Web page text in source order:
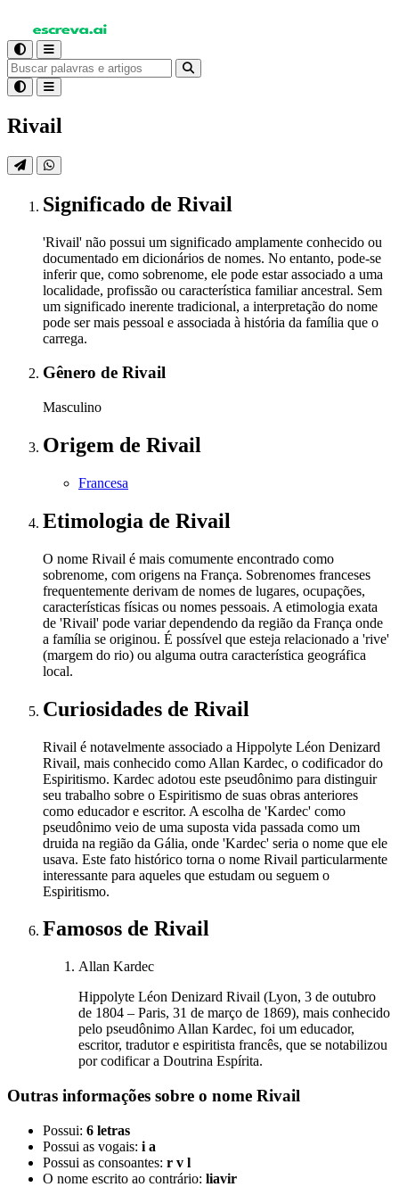
Rivail
Significado de Rivail
'Rivail' não possui um significado amplamente conhecido ou
documentado em dicionários de nomes. No entanto, pode-se
inferir que, como sobrenome, ele pode estar associado a uma
localidade, profissão ou característica familiar ancestral. Sem
um significado inerente tradicional, a interpretação do nome
pode ser mais pessoal e associada à história da família que o
carrega.
Gênero de Rivail
Masculino
Origem de Rivail
Francesa
Etimologia de Rivail
O nome Rivail é mais comumente encontrado como
sobrenome, com origens na França. Sobrenomes franceses
frequentemente derivam de nomes de lugares, ocupações,
características físicas ou nomes pessoais. A etimologia exata
de 'Rivail' pode variar dependendo da região da França onde
a família se originou. É possível que esteja relacionado a 'rive'
(margem do rio) ou alguma outra característica geográfica
local.
Curiosidades de Rivail
Rivail é notavelmente associado a Hippolyte Léon Denizard
Rivail, mais conhecido como Allan Kardec, o codificador do
Espiritismo. Kardec adotou este pseudônimo para distinguir
seu trabalho sobre o Espiritismo de suas obras anteriores
como educador e escritor. A escolha de 'Kardec' como
pseudônimo veio de uma suposta vida passada como um
druida na região da Gália, onde 'Kardec' seria o nome que ele
usava. Este fato histórico torna o nome Rivail particularmente
interessante para aqueles que estudam ou seguem o
Espiritismo.
Famosos de Rivail
Allan Kardec
Hippolyte Léon Denizard Rivail (Lyon, 3 de outubro
de 1804 – Paris, 31 de março de 1869), mais conhecido
pelo pseudônimo Allan Kardec, foi um educador,
escritor, tradutor e espiritista francês, que se notabilizou
por codificar a Doutrina Espírita.
Outras informações sobre o nome Rivail
Possui: 6 letras
Possui as vogais: i a
Possui as consoantes: r v l
O nome escrito ao contrário: liavir